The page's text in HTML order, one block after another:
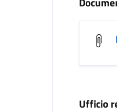
Ufficio